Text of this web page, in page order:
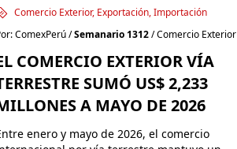
Comercio Exterior, Exportación, Importación
ComexPerú /Semanario 1312/ Comercio Exterior
COMERCIO EXTERIOR VÍA
SUMÓ US$ 2,233
A MAYO DE 2026
enero y mayo de 2026, el comercio